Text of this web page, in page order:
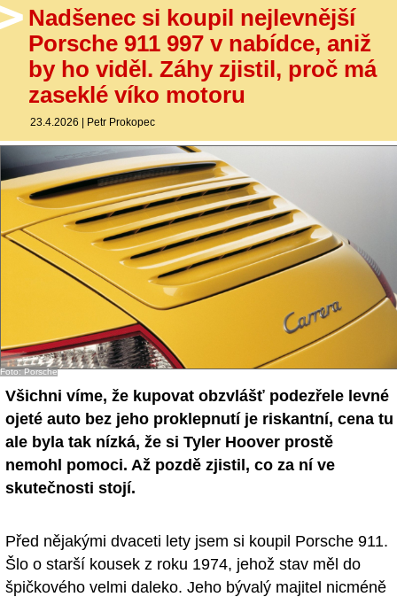
Nadšenec si koupil nejlevnější
Porsche 911 997 v nabídce, aniž
by ho viděl. Záhy zjistil, proč má
zaseklé víko motoru
23.4.2026 | Petr Prokopec
Foto: Porsche
Všichni víme, že kupovat obzvlášť podezřele levné
ojeté auto bez jeho proklepnutí je riskantní, cena tu
ale byla tak nízká, že si Tyler Hoover prostě
nemohl pomoci. Až pozdě zjistil, co za ní ve
skutečnosti stojí.
Před nějakými dvaceti lety jsem si koupil Porsche 911.
Šlo o starší kousek z roku 1974, jehož stav měl do
špičkového velmi daleko. Jeho bývalý majitel nicméně